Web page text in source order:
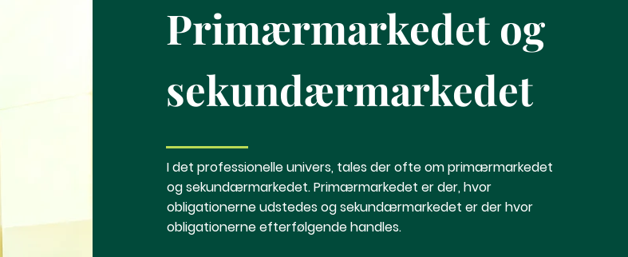
Primærmarkedet og
sekundærmarkedet
I det professionelle univers, tales der ofte om primærmarkedet
og sekundærmarkedet. Primærmarkedet er der, hvor
obligationerne udstedes og sekundærmarkedet er der hvor
obligationerne efterfølgende handles.